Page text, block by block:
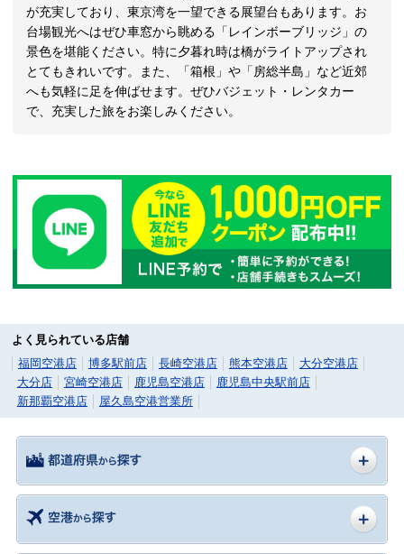
が充実しており、東京湾を一望できる展望台もあります。お
台場観光へはぜひ車窓から眺める「レインボーブリッジ」の
景色を堪能ください。特に夕暮れ時は橋がライトアップされ
とてもきれいです。また、「箱根」や「房総半島」など近郊
へも気軽に足を伸ばせます。ぜひバジェット・レンタカー
で、充実した旅をお楽しみください。
よく見られている店舗
福岡空港店
博多駅前店 長崎空港店 熊本空港店
大分空港店
大分店
宮崎空港店 鹿児島空港店
鹿児島中央駅前店
新那覇空港店
屋久島空港営業所